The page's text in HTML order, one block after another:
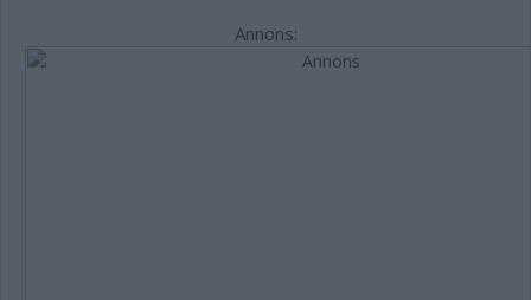
Annons: